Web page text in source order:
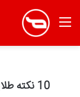
منو
10 نکته طلایی شوت شات برای عکاسی از کودکان